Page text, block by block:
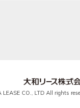
CO., LTD All rights